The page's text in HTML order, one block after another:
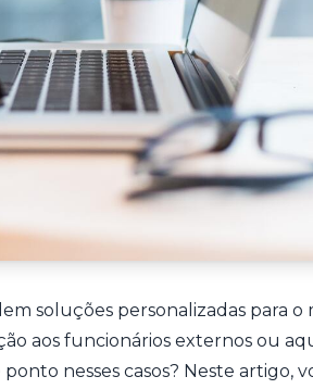
soluções personalizadas para
aos funcionários externos ou
nesses casos? Neste artigo,